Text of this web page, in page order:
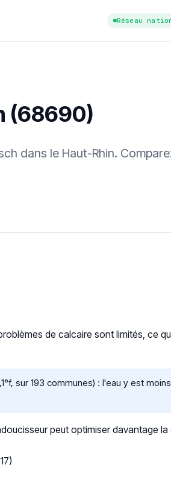
Réseau
(68690)
dans le Haut-Rhin.
de calcaire sont limités, ce
sur 193 communes) : l'eau y est
peut optimiser davantage